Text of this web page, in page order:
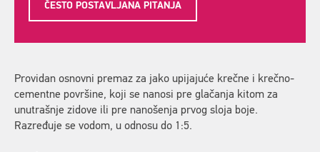
ČESTO POSTAVLJANA PITANJA
Providan osnovni premaz za jako upijajuće krečne i krečno-
cementne površine, koji se nanosi pre glačanja kitom za
unutrašnje zidove ili pre nanošenja prvog sloja boje.
Razređuje se vodom, u odnosu do 1:5.